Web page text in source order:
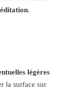
.
légères
la surface sur